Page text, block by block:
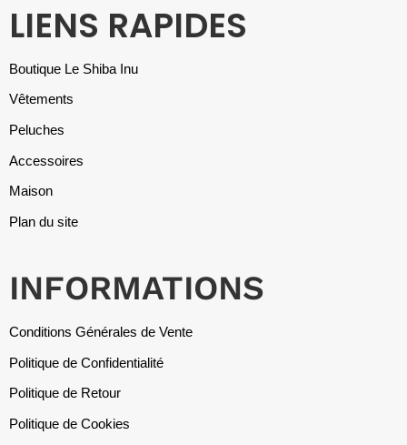
LIENS RAPIDES
Boutique Le Shiba Inu
Vêtements
Peluches
Accessoires
Maison
Plan du site
INFORMATIONS
Conditions Générales de Vente
Politique de Confidentialité
Politique de Retour
Politique de Cookies